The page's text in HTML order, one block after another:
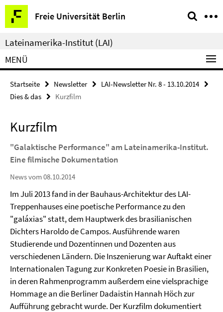
Springe
direkt
zu
Inhalt
Freie Universität Berlin
Service-
Navigation
Lateinamerika-Institut (LAI)
MENÜ
Startseite Newsletter
LAI-Newsletter Nr. 8 - 13.10.2014
Dies & das
Kurzfilm
Kurzfilm
"Galaktische Performance" am Lateinamerika-Institut.
Eine filmische Dokumentation
News vom 08.10.2014
Im Juli 2013 fand in der Bauhaus-Architektur des LAI-
Treppenhauses eine poetische Performance zu den
"galáxias" statt, dem Hauptwerk des brasilianischen
Dichters Haroldo de Campos. Ausführende waren
Studierende und Dozentinnen und Dozenten aus
verschiedenen Ländern. Die Inszenierung war Auftakt einer
Internationalen Tagung zur Konkreten Poesie in Brasilien,
in deren Rahmenprogramm außerdem eine vielsprachige
Hommage an die Berliner Dadaistin Hannah Höch zur
Aufführung gebracht wurde. Der Kurzfilm dokumentiert